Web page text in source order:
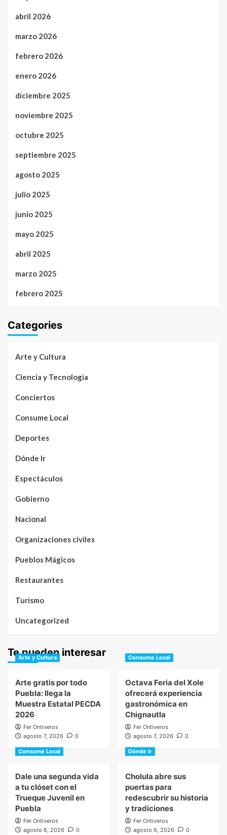
abril 2026
marzo 2026
febrero 2026
enero 2026
diciembre 2025
noviembre 2025
octubre 2025
septiembre 2025
agosto 2025
julio 2025
junio 2025
mayo 2025
abril 2025
marzo 2025
febrero 2025
Categories
Arte y Cultura
Ciencia y Tecnologìa
Conciertos
Consume Local
Deportes
Dónde Ir
Espectáculos
Gobierno
Nacional
Organizaciones civiles
Pueblos Mágicos
Restaurantes
Turismo
Uncategorized
Te pueden interesar
Arte y Cultura
Arte gratis por todo
Puebla: llega la
Muestra Estatal PECDA
2026
Fer Ontiveros
agosto 7, 2026
0
Consume Local
Octava Feria del Xole
ofrecerá experiencia
gastronómica en
Chignautla
Fer Ontiveros
agosto 7, 2026
0
Consume Local
Dale una segunda vida
a tu clóset con el
Trueque Juvenil en
Puebla
Fer Ontiveros
agosto 6, 2026
0
Dónde Ir
Cholula abre sus
puertas para
redescubrir su historia
y tradiciones
Fer Ontiveros
agosto 6, 2026
0